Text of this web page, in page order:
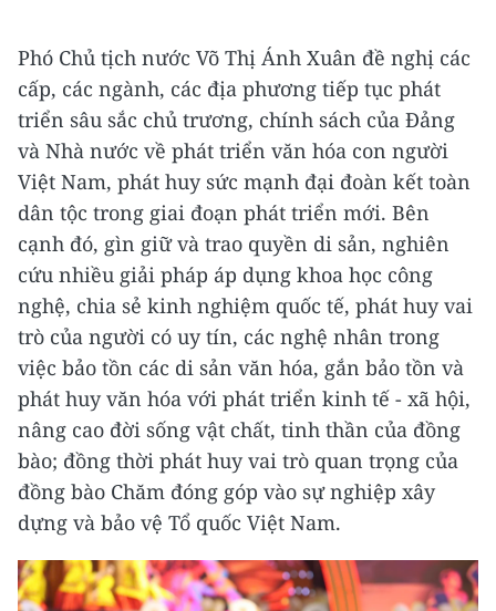
Phó Chủ tịch nước Võ Thị Ánh Xuân đề nghị các
cấp, các ngành, các địa phương tiếp tục phát
triển sâu sắc chủ trương, chính sách của Đảng
và Nhà nước về phát triển văn hóa con người
Việt Nam, phát huy sức mạnh đại đoàn kết toàn
dân tộc trong giai đoạn phát triển mới. Bên
cạnh đó, gìn giữ và trao quyền di sản, nghiên
cứu nhiều giải pháp áp dụng khoa học công
nghệ, chia sẻ kinh nghiệm quốc tế, phát huy vai
trò của người có uy tín, các nghệ nhân trong
việc bảo tồn các di sản văn hóa, gắn bảo tồn và
phát huy văn hóa với phát triển kinh tế - xã hội,
nâng cao đời sống vật chất, tinh thần của đồng
bào; đồng thời phát huy vai trò quan trọng của
đồng bào Chăm đóng góp vào sự nghiệp xây
dựng và bảo vệ Tổ quốc Việt Nam.